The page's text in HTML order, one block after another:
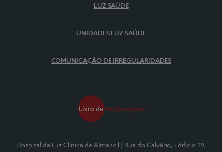
LUZ SAÚDE
UNIDADES LUZ SAÚDE
COMUNICAÇÃO DE IRREGULARIDADES
Hospital da Luz Clínica de Almancil
| Rua do Calvário, Edifício 19,